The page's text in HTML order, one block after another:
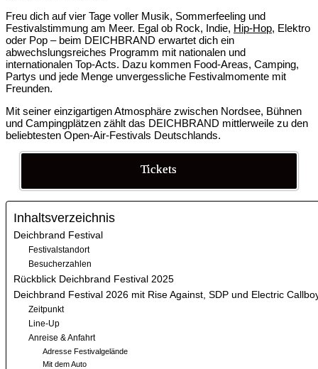
Freu dich auf vier Tage voller Musik, Sommerfeeling und
Festivalstimmung am Meer. Egal ob Rock, Indie, Hip-Hop, Elektro
oder Pop – beim DEICHBRAND erwartet dich ein
abwechslungsreiches Programm mit nationalen und
internationalen Top-Acts. Dazu kommen Food-Areas, Camping,
Partys und jede Menge unvergessliche Festivalmomente mit
Freunden.
Mit seiner einzigartigen Atmosphäre zwischen Nordsee, Bühnen
und Campingplätzen zählt das DEICHBRAND mittlerweile zu den
beliebtesten Open-Air-Festivals Deutschlands.
Tickets
Inhaltsverzeichnis
Deichbrand Festival
Festivalstandort
Besucherzahlen
Rückblick Deichbrand Festival 2025
Deichbrand Festival 2026 mit Rise Against, SDP und Electric
Zeitpunkt
Line-Up
Anreise & Anfahrt
Adresse Festivalgelände
Mit dem Auto